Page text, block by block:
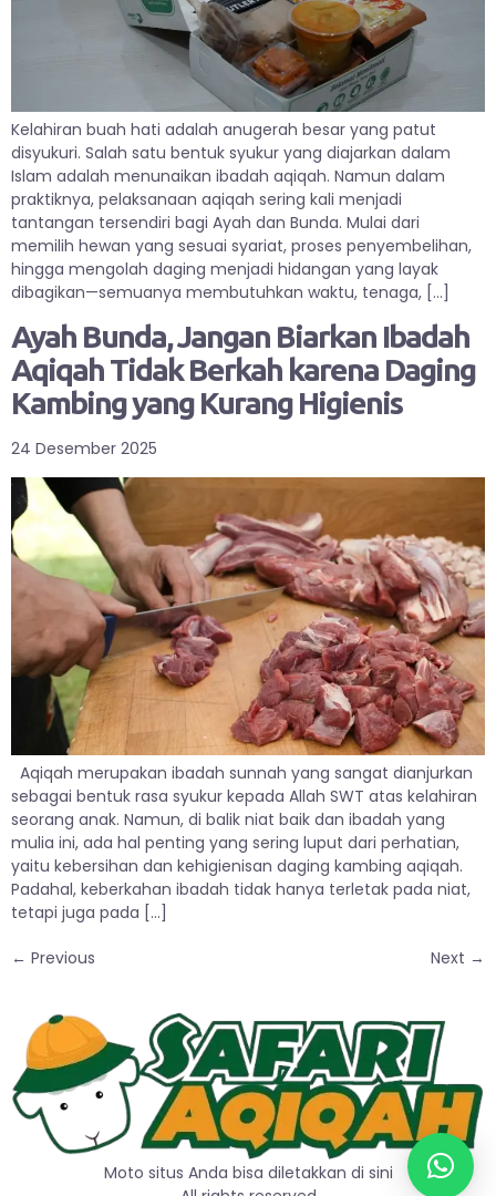
Kelahiran buah hati adalah anugerah besar yang patut
disyukuri. Salah satu bentuk syukur yang diajarkan dalam
Islam adalah menunaikan ibadah aqiqah. Namun dalam
praktiknya, pelaksanaan aqiqah sering kali menjadi
tantangan tersendiri bagi Ayah dan Bunda. Mulai dari
memilih hewan yang sesuai syariat, proses penyembelihan,
hingga mengolah daging menjadi hidangan yang layak
dibagikan—semuanya membutuhkan waktu, tenaga, […]
Ayah Bunda, Jangan Biarkan Ibadah
Aqiqah Tidak Berkah karena Daging
Kambing yang Kurang Higienis
24 Desember 2025
Aqiqah merupakan ibadah sunnah yang sangat dianjurkan
sebagai bentuk rasa syukur kepada Allah SWT atas kelahiran
seorang anak. Namun, di balik niat baik dan ibadah yang
mulia ini, ada hal penting yang sering luput dari perhatian,
yaitu kebersihan dan kehigienisan daging kambing aqiqah.
Padahal, keberkahan ibadah tidak hanya terletak pada niat,
tetapi juga pada […]
← Previous Next →
Moto situs Anda bisa diletakkan di sini